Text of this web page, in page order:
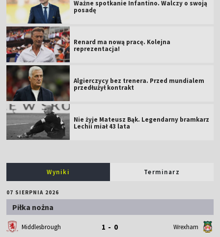
Ważne spotkanie Infantino. Walczy o swoją
posadę
Renard ma nową pracę. Kolejna
reprezentacja!
Algierczycy bez trenera. Przed mundialem
przedłużył kontrakt
Nie żyje Mateusz Bąk. Legendarny bramkarz
Lechii miał 43 lata
Wyniki Terminarz
07 SIERPNIA 2026
Piłka nożna
Middlesbrough 1 - 0 Wrexham